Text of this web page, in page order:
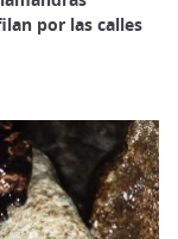
por las calles